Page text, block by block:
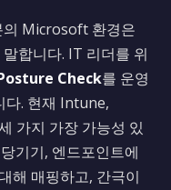
의 Microsoft 환경은
합니다. IT 리더를 위
Check를 운영
다. 현재 Intune,
가지 가장 가능성 있
기기, 엔드포인트에
해 매핑하고, 간극이